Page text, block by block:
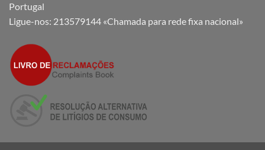
Portugal
Ligue-nos: 213579144 «Chamada para rede fixa nacional»